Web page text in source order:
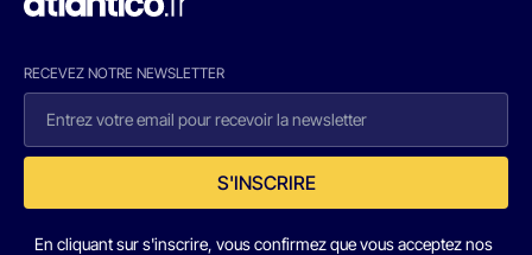
RECEVEZ NOTRE NEWSLETTER
S'INSCRIRE
En cliquant sur s'inscrire, vous confirmez que vous acceptez nos